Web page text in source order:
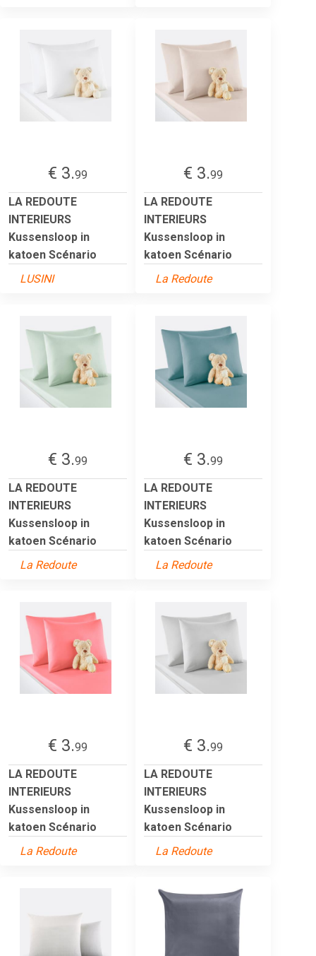
€ 3.99
LA REDOUTE
INTERIEURS
Kussensloop in
katoen Scénario
LUSINI
€ 3.99
LA REDOUTE
INTERIEURS
Kussensloop in
katoen Scénario
La Redoute
€ 3.99
LA REDOUTE
INTERIEURS
Kussensloop in
katoen Scénario
La Redoute
€ 3.99
LA REDOUTE
INTERIEURS
Kussensloop in
katoen Scénario
La Redoute
€ 3.99
LA REDOUTE
INTERIEURS
Kussensloop in
katoen Scénario
La Redoute
€ 3.99
LA REDOUTE
INTERIEURS
Kussensloop in
katoen Scénario
La Redoute